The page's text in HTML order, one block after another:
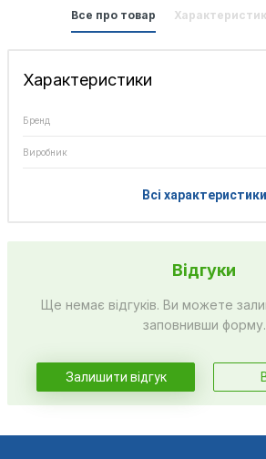
Все про товар
Характеристики
Бренд
Виробник
Всі характеристики
Відгуки
Ще немає відгуків. Ви можете
заповнивши форму.
Залишити відгук